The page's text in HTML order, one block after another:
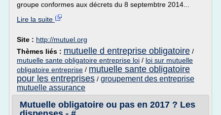
groupe conformes aux décrets du 8 septembtre 2014...
Lire la suite
Site : http://mutuel.org
Thèmes liés : mutuelle d entreprise obligatoire /
mutuelle sante obligatoire entreprise loi / loi sur mutuelle
obligatoire entreprise / mutuelle sante obligatoire
pour les entreprises / groupement des entreprise
mutuelle assurance
Mutuelle obligatoire ou pas en 2017 ? Les